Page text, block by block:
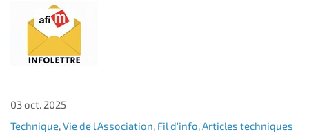
03 oct. 2025
Technique Vie de l'Association Fil d'info Articles techniques